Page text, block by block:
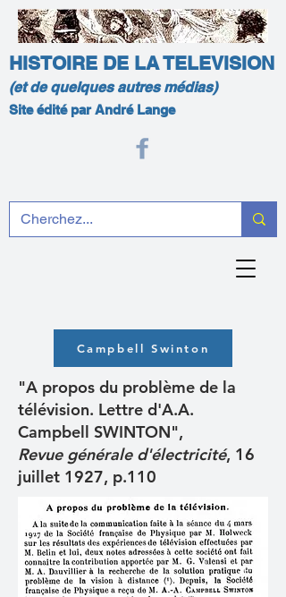
HISTOIRE DE LA TELEVISION
(et de quelques autres médias)
Site édité par André Lange
Campbell Swinton
"A propos du problème de la
télévision. Lettre d'A.A.
Campbell SWINTON",
Revue générale d'électricité, 16
juillet 1927, p.110